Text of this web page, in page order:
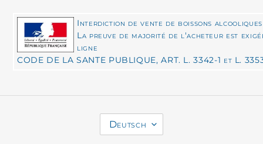
Interdiction de vente de boissons alcooliques
La preuve de majorité de l'acheteur est
ligne
CODE DE LA SANTE PUBLIQUE, ART. L. 3342-1 et L.
P
Deutsch